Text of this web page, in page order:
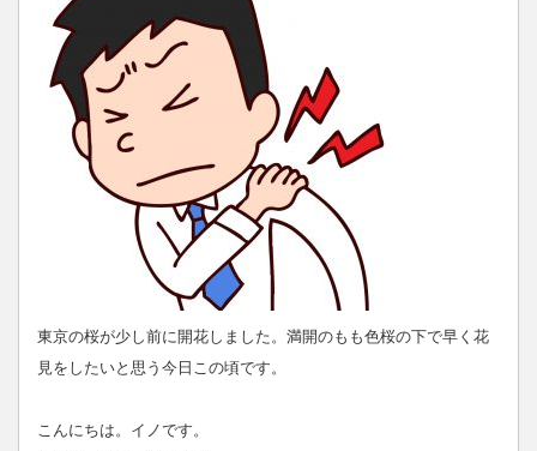
東京の桜が少し前に開花しました。満開のもも色桜の下で早く花
見をしたいと思う今日この頃です。
こんにちは。イノです。